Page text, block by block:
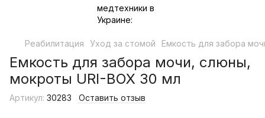
Реабилитация Уход за стомой Емкость для забора
Емкость для забора мочи, слюны,
мокроты URI-BOX 30 мл
Артикул: 30283 Оставить отзыв